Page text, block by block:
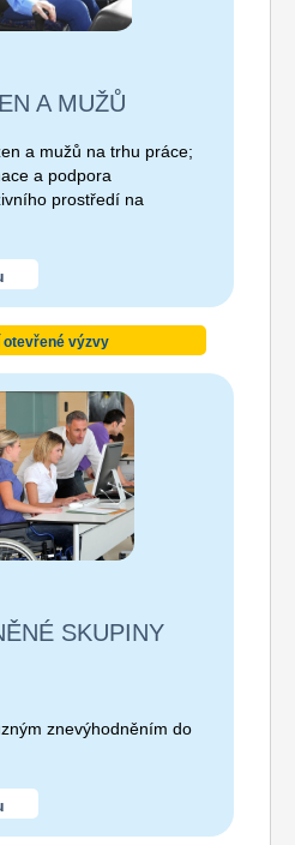
A MUŽŮ
a mužů na trhu práce;
a podpora
prostředí na
otevřené výzvy
SKUPINY
znevýhodněním do